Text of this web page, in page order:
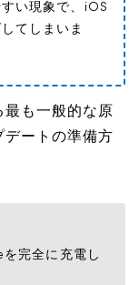
い現象で、iOS
てしまいま
も一般的な原
ートの準備方
完全に充電し